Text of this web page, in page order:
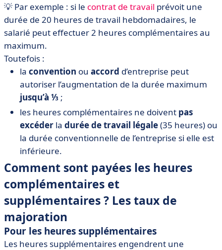
💡 Par exemple : si le contrat de travail prévoit une
durée de 20 heures de travail hebdomadaires, le
salarié peut effectuer 2 heures complémentaires au
maximum.
Toutefois :
la convention ou accord d’entreprise peut
autoriser l’augmentation de la durée maximum
jusqu’à ⅓ ;
les heures complémentaires ne doivent pas
excéder la durée de travail légale(35 heures) ou
la durée conventionnelle de l’entreprise si elle est
inférieure.
Comment sont payées les heures
complémentaires et
supplémentaires ? Les taux de
majoration
Pour les heures supplémentaires
Les heures supplémentaires engendrent une